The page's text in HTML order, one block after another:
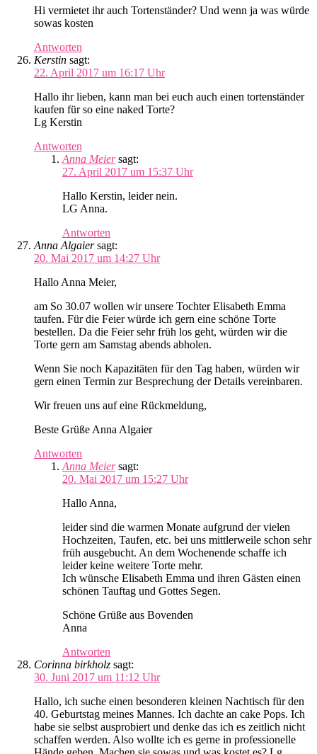
Hi vermietet ihr auch Tortenständer? Und wenn ja was würde
sowas kosten
Antworten
Kerstin sagt:
22. April 2017 um 16:17 Uhr
Hallo ihr lieben, kann man bei euch auch einen tortenständer
kaufen für so eine naked Torte?
Lg Kerstin
Antworten
Anna Meier sagt:
27. April 2017 um 15:37 Uhr
Hallo Kerstin, leider nein.
LG Anna.
Antworten
Anna Algaier sagt:
20. Mai 2017 um 14:27 Uhr
Hallo Anna Meier,
am So 30.07 wollen wir unsere Tochter Elisabeth Emma
taufen. Für die Feier würde ich gern eine schöne Torte
bestellen. Da die Feier sehr früh los geht, würden wir die
Torte gern am Samstag abends abholen.
Wenn Sie noch Kapazitäten für den Tag haben, würden wir
gern einen Termin zur Besprechung der Details vereinbaren.
Wir freuen uns auf eine Rückmeldung,
Beste Grüße Anna Algaier
Antworten
Anna Meier sagt:
20. Mai 2017 um 15:27 Uhr
Hallo Anna,
leider sind die warmen Monate aufgrund der vielen
Hochzeiten, Taufen, etc. bei uns mittlerweile schon sehr
früh ausgebucht. An dem Wochenende schaffe ich
leider keine weitere Torte mehr.
Ich wünsche Elisabeth Emma und ihren Gästen einen
schönen Tauftag und Gottes Segen.
Schöne Grüße aus Bovenden
Anna
Antworten
Corinna birkholz sagt:
30. Juni 2017 um 11:12 Uhr
Hallo, ich suche einen besonderen kleinen Nachtisch für den
40. Geburtstag meines Mannes. Ich dachte an cake Pops. Ich
habe sie selbst ausprobiert und denke das ich es zeitlich nicht
schaffen werden. Also wollte ich es gerne in professionelle